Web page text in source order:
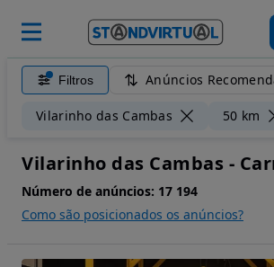
Filtros Anúncios
Vilarinho das Cambas 50 km
Vilarinho das Cambas -
Número de anúncios: 17 194
Como são posicionados os anúncios?